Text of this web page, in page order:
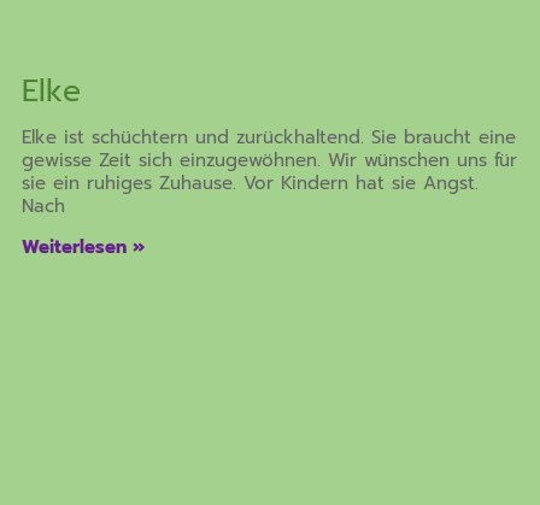
Elke
Elke ist schüchtern und zurückhaltend. Sie braucht eine
gewisse Zeit sich einzugewöhnen. Wir wünschen uns für
sie ein ruhiges Zuhause. Vor Kindern hat sie Angst.
Nach
Weiterlesen »